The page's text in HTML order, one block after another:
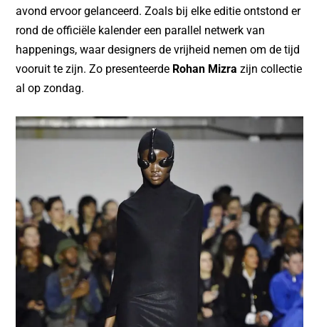
avond ervoor gelanceerd. Zoals bij elke editie ontstond er
rond de officiële kalender een parallel netwerk van
happenings, waar designers de vrijheid nemen om de tijd
vooruit te zijn. Zo presenteerde Rohan Mizra zijn collectie
al op zondag.